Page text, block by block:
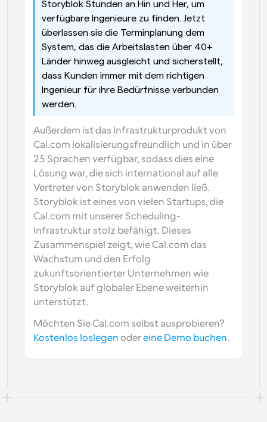
Storyblok Stunden an Hin und Her, um
verfügbare Ingenieure zu finden. Jetzt
überlassen sie die Terminplanung dem
System, das die Arbeitslasten über 40+
Länder hinweg ausgleicht und sicherstellt,
dass Kunden immer mit dem richtigen
Ingenieur für ihre Bedürfnisse verbunden
werden.
Außerdem ist das Infrastrukturprodukt von
Cal.com lokalisierungsfreundlich und in über
25 Sprachen verfügbar, sodass dies eine
Lösung war, die sich international auf alle
Vertreter von Storyblok anwenden ließ.
Storyblok ist eines von vielen Startups, die
Cal.com mit unserer Scheduling-
Infrastruktur stolz befähigt. Dieses
Zusammenspiel zeigt, wie Cal.com das
Wachstum und den Erfolg
zukunftsorientierter Unternehmen wie
Storyblok auf globaler Ebene weiterhin
unterstützt.
Kostenlos loslegen oder eine Demo buchen.